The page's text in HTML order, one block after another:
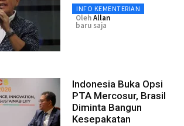
INFO KEMENTERIAN
OlehAllan
baru saja
Indonesia Buka Opsi
PTA Mercosur, Brasil
Diminta Bangun
Kesepakatan